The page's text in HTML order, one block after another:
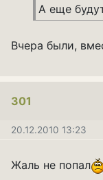
А еще
Вчера были,
301
20.12.2010 13:23
Жаль не попал